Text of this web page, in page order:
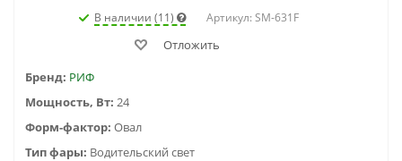
В наличии (11) Артикул: SM-631F
Отложить
Бренд: РИФ
Мощность, Вт: 24
Форм-фактор: Овал
Тип фары: Водительский свет